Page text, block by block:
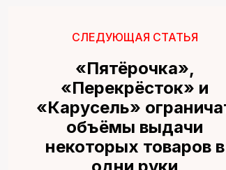
СЛЕДУЮЩАЯ СТАТЬЯ
«Пятёрочка»,
«Перекрёсток» и
«Карусель»
объёмы выдачи
некоторых товаров в